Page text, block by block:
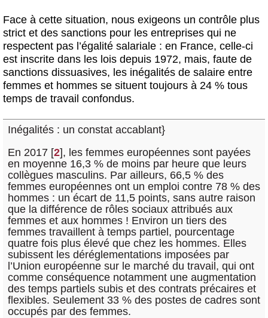
Face à cette situation, nous exigeons un contrôle plus
strict et des sanctions pour les entreprises qui ne
respectent pas l’égalité salariale : en France, celle-ci
est inscrite dans les lois depuis 1972, mais, faute de
sanctions dissuasives, les inégalités de salaire entre
femmes et hommes se situent toujours à 24 % tous
temps de travail confondus.
Inégalités : un constat accablant}
En 2017 [2], les femmes européennes sont payées
en moyenne 16,3 % de moins par heure que leurs
collègues masculins. Par ailleurs, 66,5 % des
femmes européennes ont un emploi contre 78 % des
hommes : un écart de 11,5 points, sans autre raison
que la différence de rôles sociaux attribués aux
femmes et aux hommes ! Environ un tiers des
femmes travaillent à temps partiel, pourcentage
quatre fois plus élevé que chez les hommes. Elles
subissent les déréglementations imposées par
l’Union européenne sur le marché du travail, qui ont
comme conséquence notamment une augmentation
des temps partiels subis et des contrats précaires et
flexibles. Seulement 33 % des postes de cadres sont
occupés par des femmes.